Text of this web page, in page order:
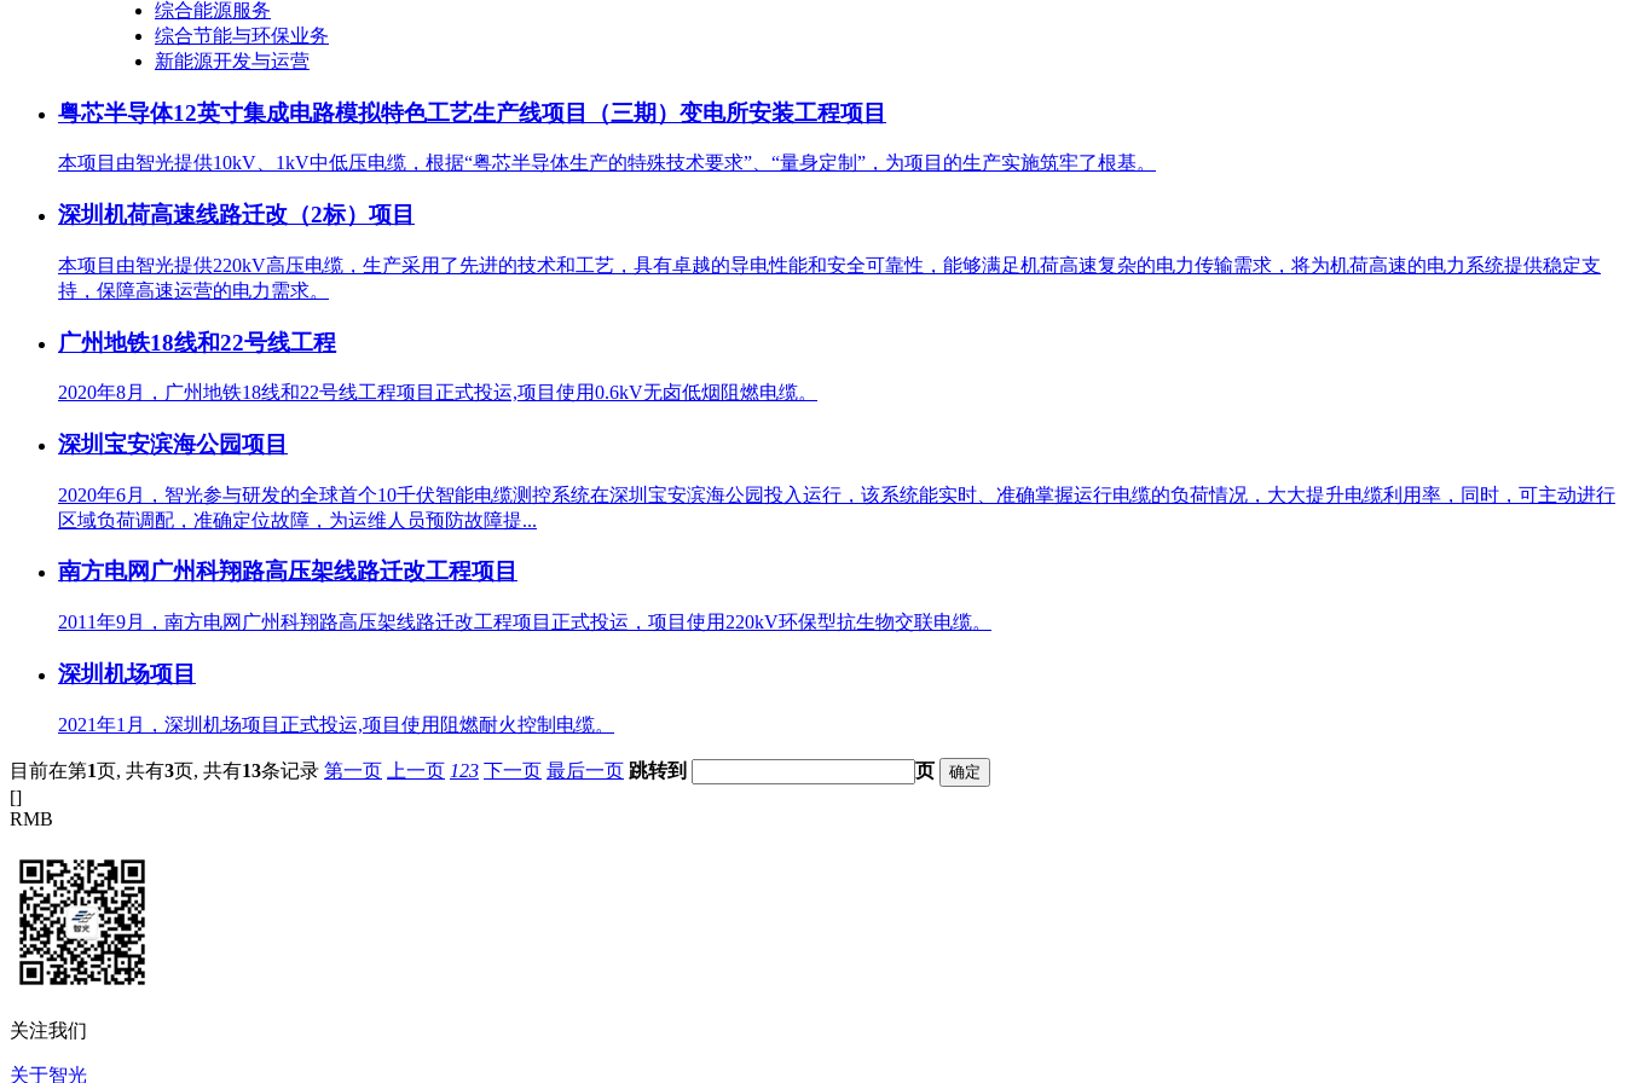
综合能源服务
综合节能与环保业务
新能源开发与运营
粤芯半导体12英寸集成电路模拟特色工艺生产线项目（三期）变电所安装工程项目
本项目由智光提供10kV、1kV中低压电缆，根据“粤芯半导体生产的特殊技术要求”、“量身定制”，为项目的生产实施筑牢了根基。
深圳机荷高速线路迁改（2标）项目
本项目由智光提供220kV高压电缆，生产采用了先进的技术和工艺，具有卓越的导电性能和安全可靠性，能够满足机荷高速复杂的电力传输需求，将为机荷高速的电力系统提供稳定支
持，保障高速运营的电力需求。
广州地铁18线和22号线工程
2020年8月，广州地铁18线和22号线工程项目正式投运,项目使用0.6kV无卤低烟阻燃电缆。
深圳宝安滨海公园项目
2020年6月，智光参与研发的全球首个10千伏智能电缆测控系统在深圳宝安滨海公园投入运行，该系统能实时、准确掌握运行电缆的负荷情况，大大提升电缆利用率，同时，可主动进行
区域负荷调配，准确定位故障，为运维人员预防故障提...
南方电网广州科翔路高压架线路迁改工程项目
2011年9月，南方电网广州科翔路高压架线路迁改工程项目正式投运，项目使用220kV环保型抗生物交联电缆。
深圳机场项目
2021年1月，深圳机场项目正式投运,项目使用阻燃耐火控制电缆。
目前在第1页, 共有3页, 共有13条记录 第一页 上一页 123 下一页 最后一页 跳转到
页
[]
RMB
关注我们
关于智光